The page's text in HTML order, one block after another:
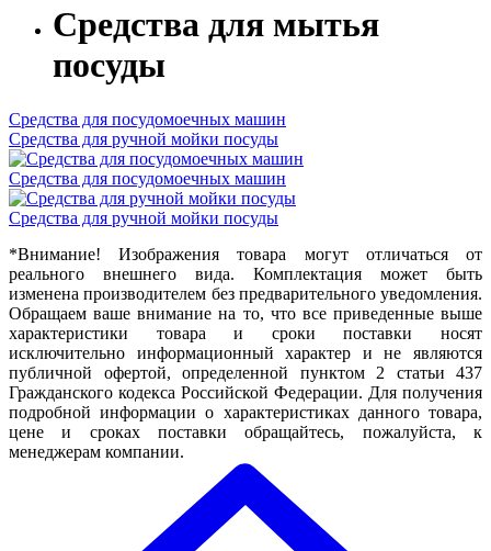
Средства для мытья
посуды
Средства для посудомоечных машин
Средства для ручной мойки посуды
Средства для посудомоечных машин
Средства для ручной мойки посуды
*Внимание! Изображения товара могут отличаться от
реального внешнего вида. Комплектация может быть
изменена производителем без предварительного уведомления.
Обращаем ваше внимание на то, что все приведенные выше
характеристики товара и сроки поставки носят
исключительно информационный характер и не являются
публичной офертой, определенной пунктом 2 статьи 437
Гражданского кодекса Российской Федерации. Для получения
подробной информации о характеристиках данного товара,
цене и сроках поставки обращайтесь, пожалуйста, к
менеджерам компании.